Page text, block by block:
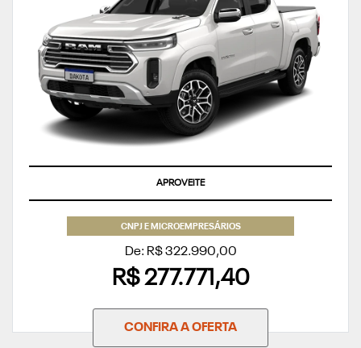
APROVEITE
CNPJ E MICROEMPRESÁRIOS
De: R$ 322.990,00
R$ 277.771,40
CONFIRA A OFERTA